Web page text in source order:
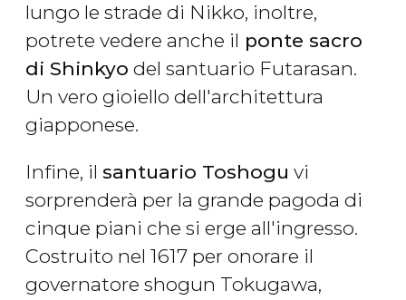
lungo le strade di Nikko, inoltre,
potrete vedere anche il ponte sacro
di Shinkyo del santuario Futarasan.
Un vero gioiello dell'architettura
giapponese.
Infine, il santuario Toshogu vi
sorprenderà per la grande pagoda di
cinque piani che si erge all'ingresso.
Costruito nel 1617 per onorare il
governatore shogun Tokugawa,